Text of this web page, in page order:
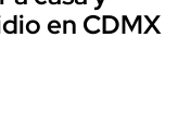
en CDMX